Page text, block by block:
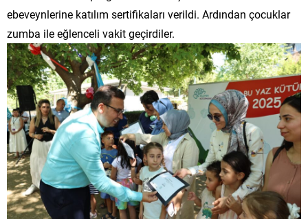
ebeveynlerine katılım sertifikaları verildi. Ardından çocuklar
zumba ile eğlenceli vakit geçirdiler.